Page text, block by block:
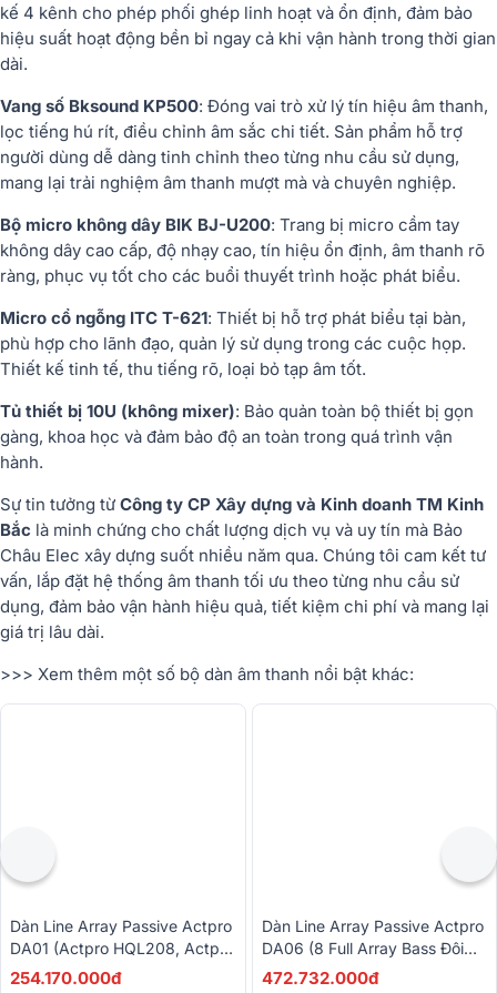
kế 4 kênh cho phép phối ghép linh hoạt và ổn định, đảm bảo
hiệu suất hoạt động bền bỉ ngay cả khi vận hành trong thời gian
dài.
Vang số Bksound KP500: Đóng vai trò xử lý tín hiệu âm thanh,
lọc tiếng hú rít, điều chỉnh âm sắc chi tiết. Sản phẩm hỗ trợ
người dùng dễ dàng tinh chỉnh theo từng nhu cầu sử dụng,
mang lại trải nghiệm âm thanh mượt mà và chuyên nghiệp.
Bộ micro không dây BIK BJ-U200: Trang bị micro cầm tay
không dây cao cấp, độ nhạy cao, tín hiệu ổn định, âm thanh rõ
ràng, phục vụ tốt cho các buổi thuyết trình hoặc phát biểu.
Micro cổ ngỗng ITC T-621: Thiết bị hỗ trợ phát biểu tại bàn,
phù hợp cho lãnh đạo, quản lý sử dụng trong các cuộc họp.
Thiết kế tinh tế, thu tiếng rõ, loại bỏ tạp âm tốt.
Tủ thiết bị 10U (không mixer): Bảo quản toàn bộ thiết bị gọn
gàng, khoa học và đảm bảo độ an toàn trong quá trình vận
hành.
Sự tin tưởng từ Công ty CP Xây dựng và Kinh doanh TM Kinh
Bắc là minh chứng cho chất lượng dịch vụ và uy tín mà Bảo
Châu Elec xây dựng suốt nhiều năm qua. Chúng tôi cam kết tư
vấn, lắp đặt hệ thống âm thanh tối ưu theo từng nhu cầu sử
dụng, đảm bảo vận hành hiệu quả, tiết kiệm chi phí và mang lại
giá trị lâu dài.
>>> Xem thêm một số bộ dàn âm thanh nổi bật khác:
Dàn Line Array Passive Actpro
DA01 (Actpro HQL208, Actpro
DA4.13, Actpro FP14000,
254.170.000đ
Dàn Line Array Passive Actpro
DA06 (8 Full Array Bass Đôi
30 HQL 212 + 4 Sub Hơi Bass
472.732.000đ